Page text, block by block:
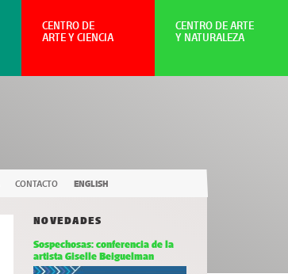
CONTACTO ENGLISH
NOVEDADES
Sospechosas: conferencia de la
artista Giselle Beiguelman
CENTRO DE ARTE
Y NATURALEZA
CENTRO DE
ARTE Y CIENCIA